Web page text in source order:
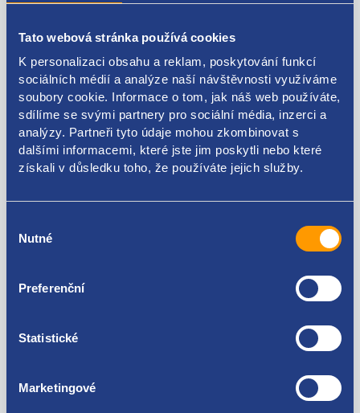
Tato webová stránka používá cookies
K personalizaci obsahu a reklam, poskytování funkcí
sociálních médií a analýze naší návštěvnosti využíváme
soubory cookie. Informace o tom, jak náš web používáte,
sdílíme se svými partnery pro sociální média, inzerci a
analýzy. Partneři tyto údaje mohou zkombinovat s
dalšími informacemi, které jste jim poskytli nebo které
získali v důsledku toho, že používáte jejich služby.
souhlasu
Nutné
Preferenční
Statistické
Marketingové
napětí: 14 V
VAG original: 028903028E 028903029G 038903024F
038903023S 746025 437317 0986041860 28-2990
FORD original: 3M21-10300-BA 1253624 98VW-10300-
EA
028903028E 038903024F 3M21-10300-BA 1253624
Škoda Fabia I 1999-2007 1.9 TDI
Škoda Octavia I 1996-2010 1.8